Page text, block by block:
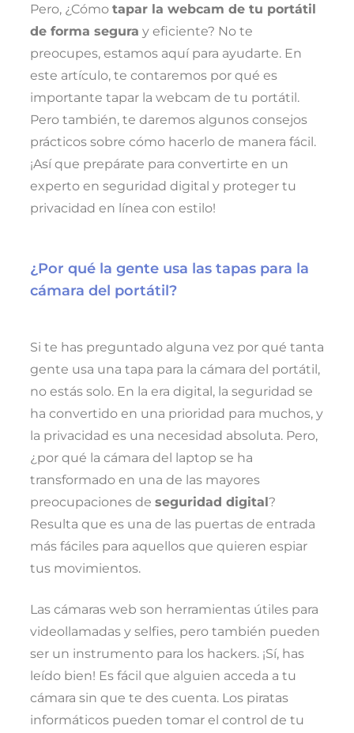
Pero, ¿Cómo tapar la webcam de tu portátil
de forma segura y eficiente? No te
preocupes, estamos aquí para ayudarte. En
este artículo, te contaremos por qué es
importante tapar la webcam de tu portátil.
Pero también, te daremos algunos consejos
prácticos sobre cómo hacerlo de manera fácil.
¡Así que prepárate para convertirte en un
experto en seguridad digital y proteger tu
privacidad en línea con estilo!
¿Por qué la gente usa las tapas para la
cámara del portátil?
Si te has preguntado alguna vez por qué tanta
gente usa una tapa para la cámara del portátil,
no estás solo. En la era digital, la seguridad se
ha convertido en una prioridad para muchos, y
la privacidad es una necesidad absoluta. Pero,
¿por qué la cámara del laptop se ha
transformado en una de las mayores
preocupaciones de seguridad digital?
Resulta que es una de las puertas de entrada
más fáciles para aquellos que quieren espiar
tus movimientos.
Las cámaras web son herramientas útiles para
videollamadas y selfies, pero también pueden
ser un instrumento para los hackers. ¡Sí, has
leído bien! Es fácil que alguien acceda a tu
cámara sin que te des cuenta. Los piratas
informáticos pueden tomar el control de tu